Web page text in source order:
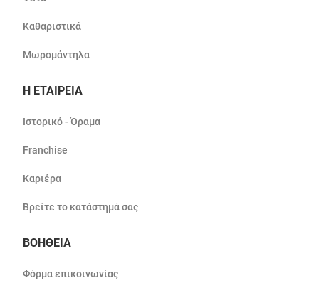
Καθαριστικά
Μωρομάντηλα
Η ΕΤΑΙΡΕΙΑ
Ιστορικό - Όραμα
Franchise
Καριέρα
Βρείτε το κατάστημά σας
ΒΟΗΘΕΙΑ
Φόρμα επικοινωνίας